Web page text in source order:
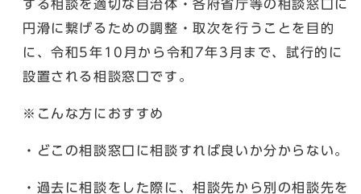
する相談を適切な自治体・各府省庁等の相談窓口に
円滑に繋げるための調整・取次を行うことを目的
に、令和5年10月から令和7年3月まで、試行的に
設置される相談窓口です。
※こんな方におすすめ
・どこの相談窓口に相談すれば良いか分からない。
・過去に相談をした際に、相談先から別の相談先を